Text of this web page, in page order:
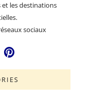
et les destinations
sociaux